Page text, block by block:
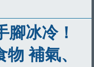
腳冰冷！
補氣、